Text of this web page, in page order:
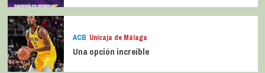
ACB Unicaja de Málaga
Una opción increíble